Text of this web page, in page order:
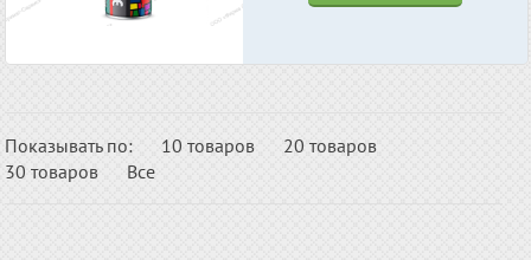
Показывать по: 10 товаров
20 товаров
30 товаров
Все